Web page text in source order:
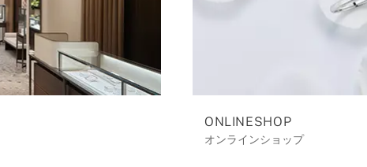
ONLINESHOP
オンラインショップ